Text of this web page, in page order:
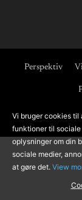
Perspektiv
Vi bruger cookies til
funktioner til sociale
oplysninger om din
sociale medier,
at gøre det. View